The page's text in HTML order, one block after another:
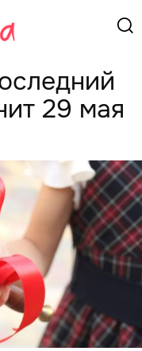
29 мая